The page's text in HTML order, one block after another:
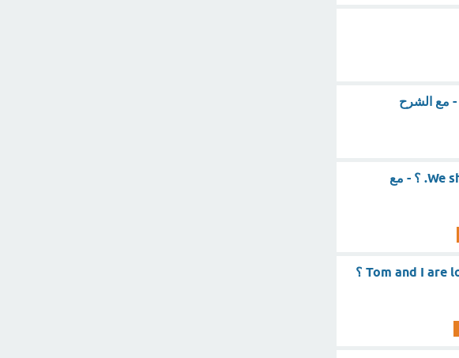
We should keep our things and don't give them to other people. ؟ - مع
Tom and I are lost. Can you give ____ directions? a) we b) us c) our d) ours ؟